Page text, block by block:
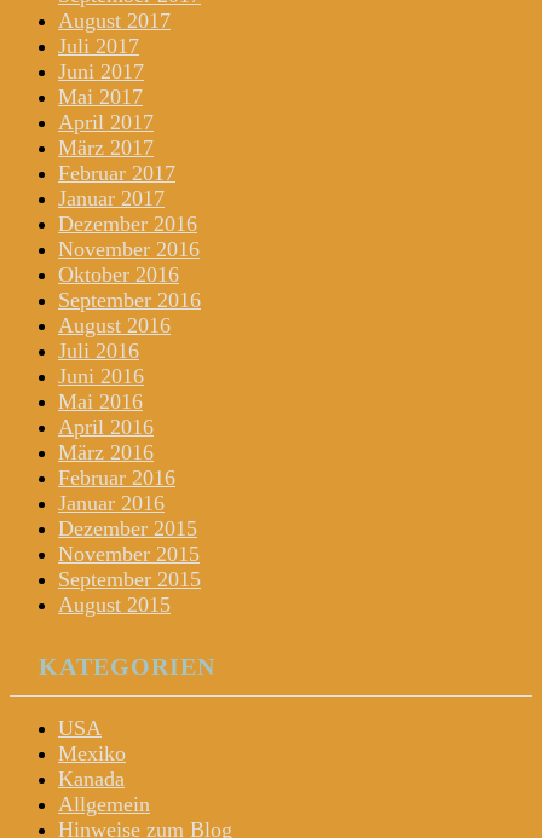
August 2017
Juli 2017
Juni 2017
Mai 2017
April 2017
März 2017
Februar 2017
Januar 2017
Dezember 2016
November 2016
Oktober 2016
September 2016
August 2016
Juli 2016
Juni 2016
Mai 2016
April 2016
März 2016
Februar 2016
Januar 2016
Dezember 2015
November 2015
September 2015
August 2015
KATEGORIEN
USA
Mexiko
Kanada
Allgemein
Hinweise zum Blog